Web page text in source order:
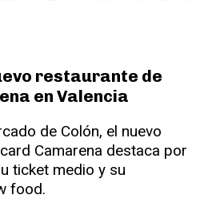
restaurante de
en Valencia
de Colón, el nuevo
Camarena destaca por
ticket medio y su
food.